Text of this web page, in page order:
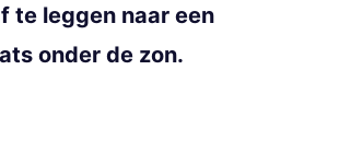
te leggen naar een
onder de zon.